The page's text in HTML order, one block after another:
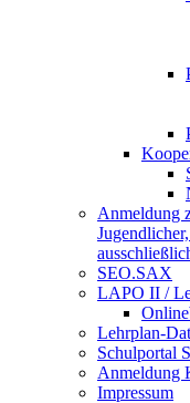
Anmeldung
SEO.SAX
LAPO II /
Lehrplan-
Schulportal
Anmeldung
Impressum